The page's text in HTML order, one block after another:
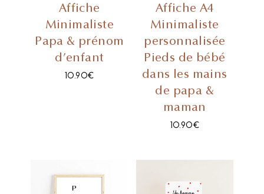
Affiche
Minimaliste
Papa & prénom
d’enfant
10.90€
Affiche A4
Minimaliste
personnalisée
Pieds de bébé
dans les mains
de papa &
maman
10.90€